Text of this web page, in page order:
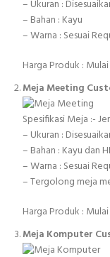
– Ukuran :
– Bahan : Kayu
– Warna : Sesuai
Harga Produk :
Meja Meeting
Spesifikasi Meja :-
– Ukuran :
– Bahan : Kayu dan
– Warna : Sesuai
– Tergolong meja
Harga Produk :
Meja Komputer